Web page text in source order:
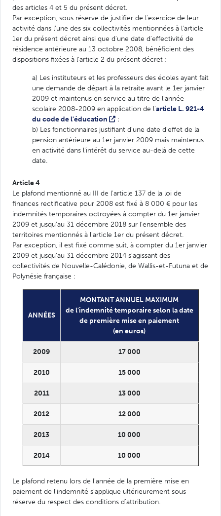
des articles 4 et 5 du présent décret.
Par exception, sous réserve de justifier de l'exercice de leur
activité dans l'une des six collectivités mentionnées à l'article
1er du présent décret ainsi que d'une date d'effectivité de
résidence antérieure au 13 octobre 2008, bénéficient des
dispositions fixées à l'article 2 du présent décret :
a) Les instituteurs et les professeurs des écoles ayant fait
une demande de départ à la retraite avant le 1er janvier
2009 et maintenus en service au titre de l'année
scolaire 2008-2009 en application de l'article L. 921-4
du code de l'éducation
;
b) Les fonctionnaires justifiant d'une date d'effet de la
pension antérieure au 1er janvier 2009 mais maintenus
en activité dans l'intérêt du service au-delà de cette
date.
Article 4
Le plafond mentionné au III de l'article 137 de la loi de
finances rectificative pour 2008 est fixé à 8 000 € pour les
indemnités temporaires octroyées à compter du 1er janvier
2009 et jusqu'au 31 décembre 2018 sur l'ensemble des
territoires mentionnés à l'article 1er du présent décret.
Par exception, il est fixé comme suit, à compter du 1er janvier
2009 et jusqu'au 31 décembre 2014 s'agissant des
collectivités de Nouvelle-Calédonie, de Wallis-et-Futuna et de
Polynésie française :
ANNÉES
MONTANT ANNUEL MAXIMUM
de l'indemnité temporaire selon la date
de première mise en paiement
(en euros)
2009 17 000
2010 15 000
2011 13 000
2012 12 000
2013 10 000
2014 10 000
Le plafond retenu lors de l'année de la première mise en
paiement de l'indemnité s'applique ultérieurement sous
réserve du respect des conditions d'attribution.